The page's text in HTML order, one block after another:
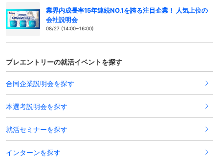
業界内成長率15年連続NO.1を誇る注目企業！ 人気上位の
会社説明会
08/27 (14:00~16:00)
プレエントリーの就活イベントを探す
合同企業説明会を探す
本選考説明会を探す
就活セミナーを探す
インターンを探す